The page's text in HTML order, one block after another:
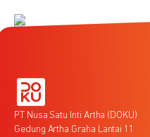
PT Nusa Satu Inti Artha (DOKU)
Gedung Artha Graha Lantai 11